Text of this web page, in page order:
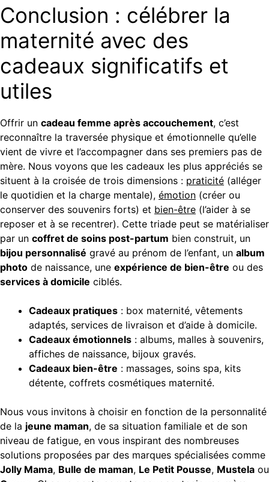
Conclusion : célébrer la
maternité avec des
cadeaux significatifs et
utiles
Offrir un cadeau femme après accouchement, c’est
reconnaître la traversée physique et émotionnelle qu’elle
vient de vivre et l’accompagner dans ses premiers pas de
mère. Nous voyons que les cadeaux les plus appréciés se
situent à la croisée de trois dimensions : praticité (alléger
le quotidien et la charge mentale), émotion (créer ou
conserver des souvenirs forts) et bien-être (l’aider à se
reposer et à se recentrer). Cette triade peut se matérialiser
par un coffret de soins post-partum bien construit, un
bijou personnalisé gravé au prénom de l’enfant, un album
photo de naissance, une expérience de bien-être ou des
services à domicile ciblés.
Cadeaux pratiques : box maternité, vêtements
adaptés, services de livraison et d’aide à domicile.
Cadeaux émotionnels : albums, malles à souvenirs,
affiches de naissance, bijoux gravés.
Cadeaux bien-être : massages, soins spa, kits
détente, coffrets cosmétiques maternité.
Nous vous invitons à choisir en fonction de la personnalité
de la jeune maman, de sa situation familiale et de son
niveau de fatigue, en vous inspirant des nombreuses
solutions proposées par des marques spécialisées comme
Jolly Mama, Bulle de maman, Le Petit Pousse, Mustela ou